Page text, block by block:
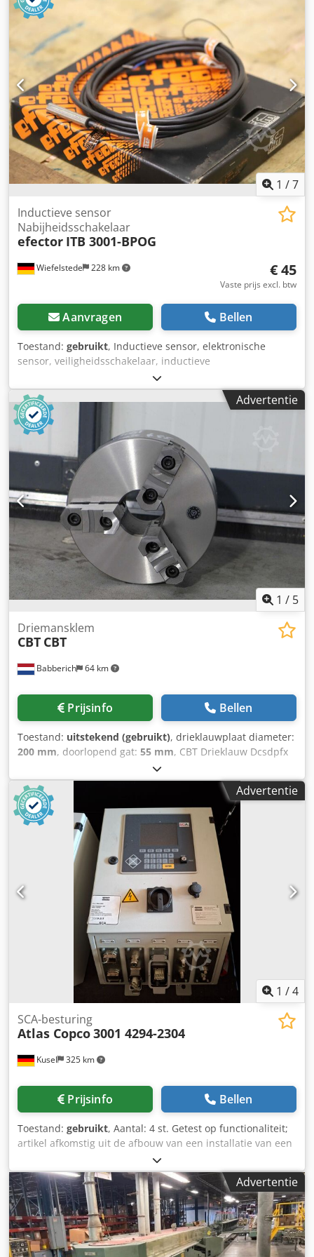
1 /7
Wiefelstede 228 km
Inductieve sensor
Nabijheidsschakelaar
efector ITB 3001-BPOG
€ 45
Vaste prijs excl. btw
Aanvragen Bellen
Toestand: gebruikt, Inductieve sensor, elektronische
sensor, veiligheidsschakelaar, inductieve
naderingsschakelaar -Fabrikant: efector, inductieve sensor
naderingsschakelaar ongebruikt Ovp -Producttype: ITB
3001-BPOG Dodpfxsm Ui Ipj Af Seck -Aantal: 2x sensor
beschikbaar -Prijs: per stuk -afmeting doos: 150/125/H30
mm -Gewicht: 0,1 kg/karton
Advertentie
1 / 5
Babberich 64 km
Driemansklem
CBT CBT
Prijsinfo Bellen
Toestand: uitstekend (gebruikt), drieklauwplaat diameter:
200 mm, doorlopend gat: 55 mm, CBT Drieklauw Dcsdpfx
Advertentie
1 /4
Kusel 325 km
SCA-besturing
Atlas Copco3001 4294-2304
Prijsinfo Bellen
Toestand: gebruikt, Aantal: 4 st. Getest op functionaliteit;
artikel afkomstig uit de afbouw van een installatie van een
toeleverancier voor de auto-industrie 3001 4294-2304 Atlas
Copco Fabrikant: Atlas Copco Model: 3001 4294-2304
Dcedpszfi Tujfx Af Ssk Component van Atlas Copco,
onderdeel van een SCA-besturings- of verbindingsunit
voor industriële toepassingen. Gebruikt in
geautomatiseerde productieomgevingen, met name in
lijm- en doseertechniek. Ideaal voor vervanging,
Advertentie